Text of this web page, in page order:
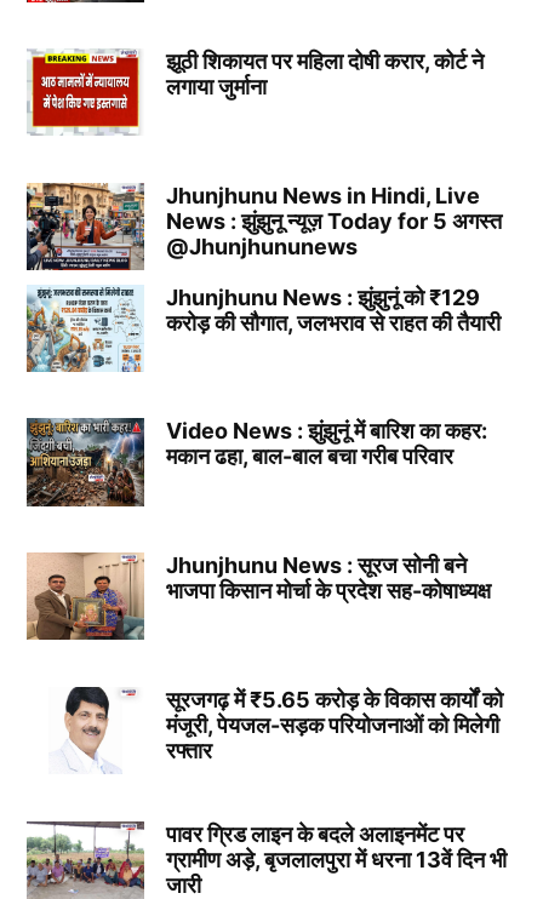
झूठी शिकायत पर महिला दोषी करार, कोर्ट ने
लगाया जुर्माना
Jhunjhunu News in Hindi, Live
News : झुंझुनू न्यूज़ Today for 5 अगस्त
@Jhunjhununews
Jhunjhunu News : झुंझुनूं को ₹129
करोड़ की सौगात, जलभराव से राहत की तैयारी
Video News : झुंझुनूं में बारिश का कहर:
मकान ढहा, बाल-बाल बचा गरीब परिवार
Jhunjhunu News : सूरज सोनी बने
भाजपा किसान मोर्चा के प्रदेश सह-कोषाध्यक्ष
सूरजगढ़ में ₹5.65 करोड़ के विकास कार्यों को
मंजूरी, पेयजल-सड़क परियोजनाओं को मिलेगी
रफ्तार
पावर ग्रिड लाइन के बदले अलाइनमेंट पर
ग्रामीण अड़े, बृजलालपुरा में धरना 13वें दिन भी
जारी